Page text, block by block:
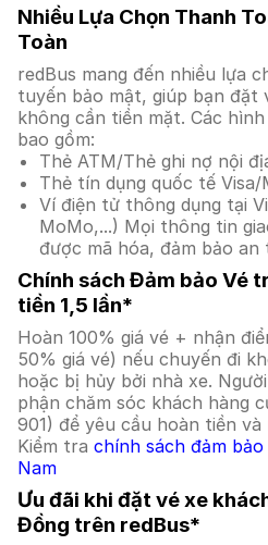
Nhiều Lựa Chọn Thanh
Toàn
redBus mang đến nhiều lựa
tuyến bảo mật, giúp bạn đặt
không cần tiền mặt. Các
bao gồm:
Thẻ ATM/Thẻ ghi nợ nội
Thẻ tín dụng quốc tế Visa/
Ví điện tử thông dụng tại
MoMo,...) Mọi thông tin
được mã hóa, đảm bảo an
Chính sách Đảm bảo Vé
tiền 1,5 lần*
Hoàn 100% giá vé + nhận
50% giá vé) nếu chuyến đi
hoặc bị hủy bởi nhà xe.
phận chăm sóc khách hàng
901) để yêu cầu hoàn tiền
Kiểm tra chính sách đảm
Nam
Ưu đãi khi đặt vé xe
Đồng trên redBus*